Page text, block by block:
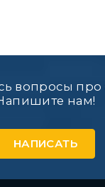
вопросы
нам!
НАПИСАТЬ